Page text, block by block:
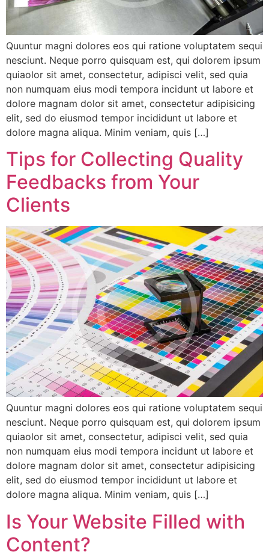
Quuntur magni dolores eos qui ratione voluptatem sequi
nesciunt. Neque porro quisquam est, qui dolorem ipsum
quiaolor sit amet, consectetur, adipisci velit, sed quia
non numquam eius modi tempora incidunt ut labore et
dolore magnam dolor sit amet, consectetur adipisicing
elit, sed do eiusmod tempor incididunt ut labore et
dolore magna aliqua. Minim veniam, quis […]
Tips for Collecting Quality
Feedbacks from Your
Clients
Quuntur magni dolores eos qui ratione voluptatem sequi
nesciunt. Neque porro quisquam est, qui dolorem ipsum
quiaolor sit amet, consectetur, adipisci velit, sed quia
non numquam eius modi tempora incidunt ut labore et
dolore magnam dolor sit amet, consectetur adipisicing
elit, sed do eiusmod tempor incididunt ut labore et
dolore magna aliqua. Minim veniam, quis […]
Is Your Website Filled with
Content?